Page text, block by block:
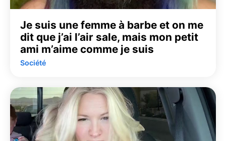
Je suis une femme à barbe et on me
dit que j’ai l’air sale, mais mon petit
ami m’aime comme je suis
Société